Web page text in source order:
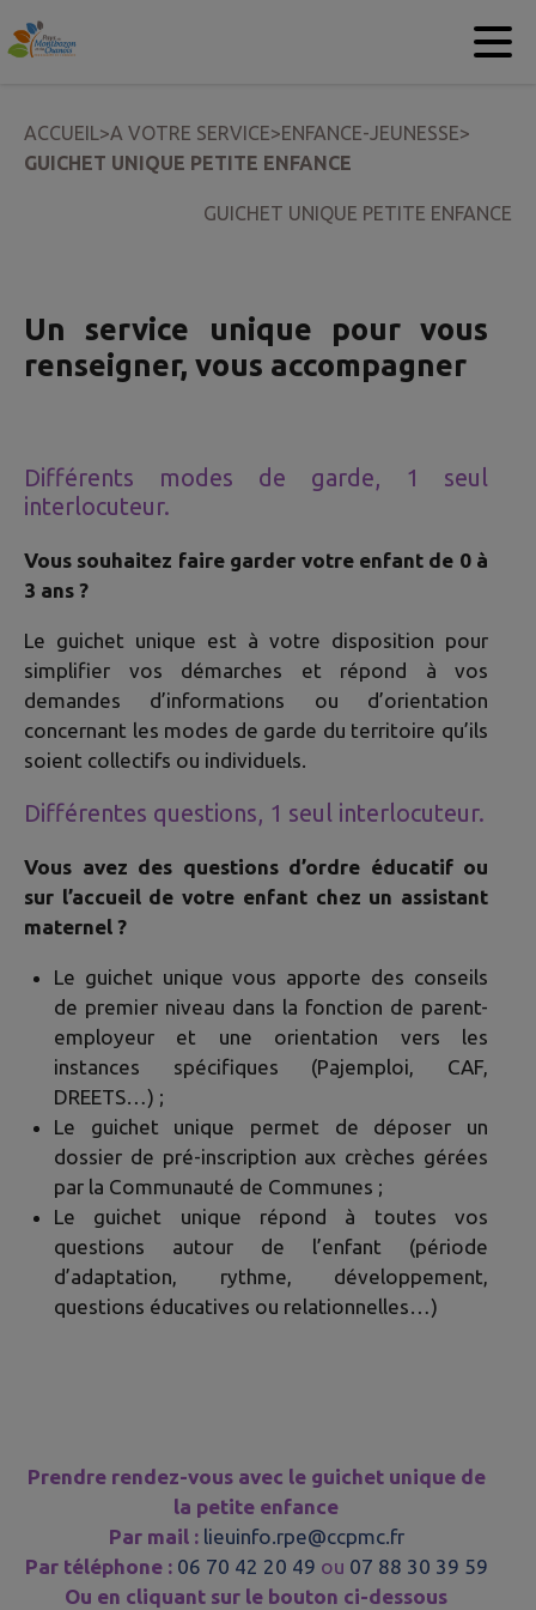
Contenu
ACCUEIL>A VOTRE SERVICE>ENFANCE-JEUNESSE>
GUICHET UNIQUE PETITE ENFANCE
GUICHET UNIQUE PETITE ENFANCE
Un service unique pour vous
renseigner, vous accompagner
Différents modes de garde, 1 seul
interlocuteur.
Vous souhaitez faire garder votre enfant de 0 à
3 ans ?
Le guichet unique est à votre disposition pour
simplifier vos démarches et répond à vos
demandes d’informations ou d’orientation
concernant les modes de garde du territoire qu’ils
soient collectifs ou individuels.
Différentes questions, 1 seul interlocuteur.
Vous avez des questions d’ordre éducatif ou
sur l’accueil de votre enfant chez un assistant
maternel ?
Le guichet unique vous apporte des conseils
de premier niveau dans la fonction de parent-
employeur et une orientation vers les
instances spécifiques (Pajemploi, CAF,
DREETS…) ;
Le guichet unique permet de déposer un
dossier de pré-inscription aux crèches gérées
par la Communauté de Communes ;
Le guichet unique répond à toutes vos
questions autour de l’enfant (période
d’adaptation, rythme, développement,
questions éducatives ou relationnelles…)
Prendre rendez-vous avec le guichet unique de
la petite enfance
Par mail : lieuinfo.rpe@ccpmc.fr
Par téléphone : 06 70 42 20 49 ou 07 88 30 39 59
Ou en cliquant sur le bouton ci-dessous